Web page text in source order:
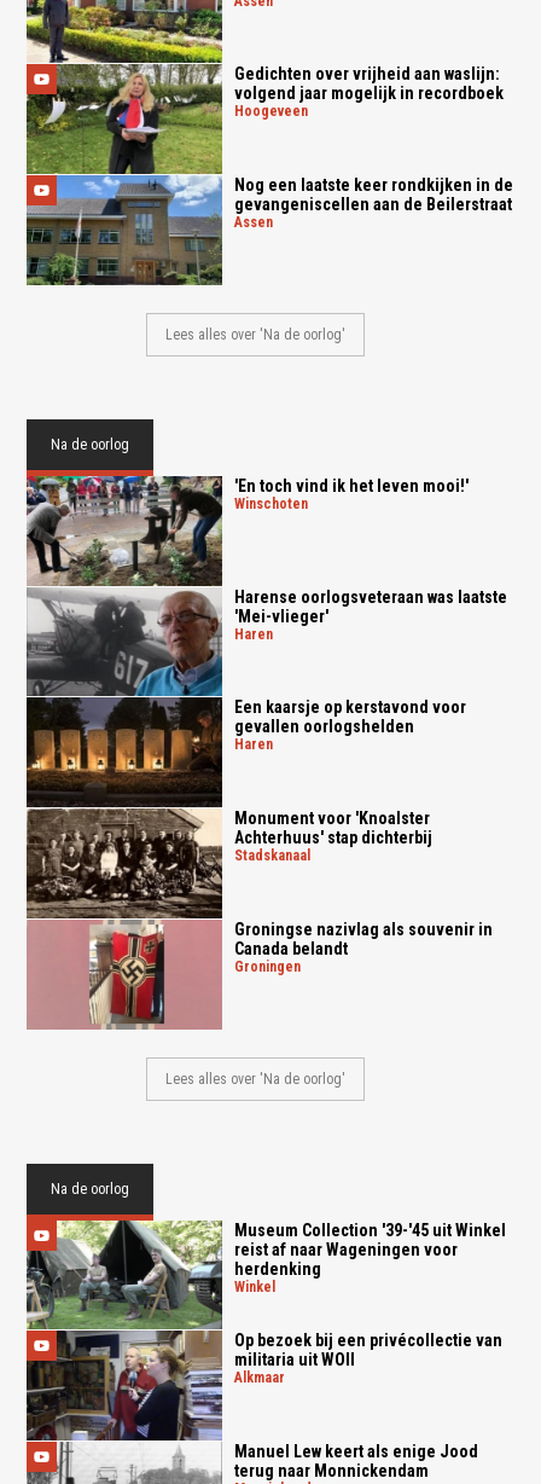
Gedichten over vrijheid aan waslijn:
volgend jaar mogelijk in recordboek
hoogeveen
Nog een laatste keer rondkijken in de
gevangeniscellen aan de Beilerstraat
assen
Lees alles over 'Na de oorlog'
Na de oorlog
'En toch vind ik het leven mooi!'
winschoten
Harense oorlogsveteraan was laatste
'Mei-vlieger'
haren
Een kaarsje op kerstavond voor
gevallen oorlogshelden
haren
Monument voor 'Knoalster
Achterhuus' stap dichterbij
stadskanaal
Groningse nazivlag als souvenir in
Canada belandt
groningen
Lees alles over 'Na de oorlog'
Na de oorlog
Museum Collection '39-'45 uit Winkel
reist af naar Wageningen voor
herdenking
winkel
Op bezoek bij een privécollectie van
militaria uit WOII
alkmaar
Manuel Lew keert als enige Jood
terug naar Monnickendam